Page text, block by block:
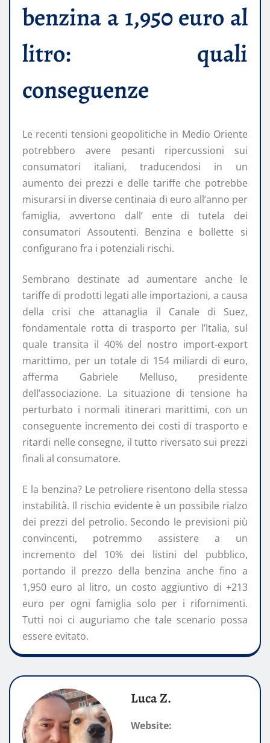
benzina a 1,950 euro al
litro: quali
conseguenze
Le recenti tensioni geopolitiche in Medio Oriente
potrebbero avere pesanti ripercussioni sui
consumatori italiani, traducendosi in un
aumento dei prezzi e delle tariffe che potrebbe
misurarsi in diverse centinaia di euro all’anno per
famiglia, avvertono dall’ ente di tutela dei
consumatori Assoutenti. Benzina e bollette si
configurano fra i potenziali rischi.
Sembrano destinate ad aumentare anche le
tariffe di prodotti legati alle importazioni, a causa
della crisi che attanaglia il Canale di Suez,
fondamentale rotta di trasporto per l’Italia, sul
quale transita il 40% del nostro import-export
marittimo, per un totale di 154 miliardi di euro,
afferma Gabriele Melluso, presidente
dell’associazione. La situazione di tensione ha
perturbato i normali itinerari marittimi, con un
conseguente incremento dei costi di trasporto e
ritardi nelle consegne, il tutto riversato sui prezzi
finali al consumatore.
E la benzina? Le petroliere risentono della stessa
instabilità. Il rischio evidente è un possibile rialzo
dei prezzi del petrolio. Secondo le previsioni più
convincenti, potremmo assistere a un
incremento del 10% dei listini del pubblico,
portando il prezzo della benzina anche fino a
1,950 euro al litro, un costo aggiuntivo di +213
euro per ogni famiglia solo per i rifornimenti.
Tutti noi ci auguriamo che tale scenario possa
essere evitato.
Luca Z.
Website: